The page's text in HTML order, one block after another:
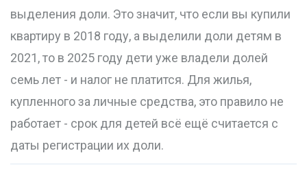
выделения доли. Это значит, что если вы купили
квартиру в 2018 году, а выделили доли детям в
2021, то в 2025 году дети уже владели долей
семь лет - и налог не платится. Для жилья,
купленного за личные средства, это правило не
работает - срок для детей всё ещё считается с
даты регистрации их доли.